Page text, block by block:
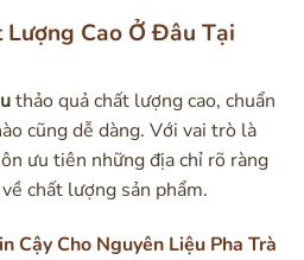
Cao Ở Đâu Tại
thảo quả chất lượng cao, chuẩn
cũng dễ dàng. Với vai trò là
ưu tiên những địa chỉ rõ ràng
chất lượng sản phẩm.
Cậy Cho Nguyên Liệu Pha Trà